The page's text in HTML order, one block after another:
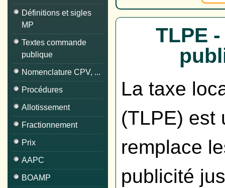
Définitions et sigles
MP
Textes commande
publique
Nomenclature CPV, ...
Procédures
Allotissement
Fractionnement
Prix
AAPC
BOAMP
TLPE
La taxe
(TLPE) est
remplace
publicité